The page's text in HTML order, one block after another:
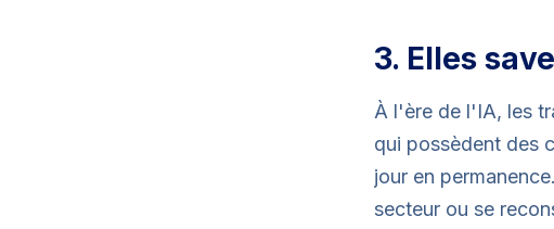
3. Elles
À l'ère de l'IA, les
qui possèdent des
jour en
secteur ou se